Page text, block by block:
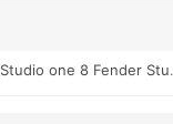
Studio Pro 8 v8.0.0 WIN版 带扩展（附带安装教程）